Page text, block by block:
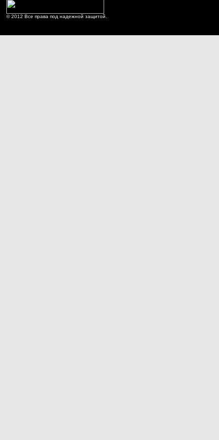
© 2012 Все права под надежной защитой.